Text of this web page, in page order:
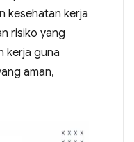
kesehatan kerja
risiko yang
kerja guna
aman,